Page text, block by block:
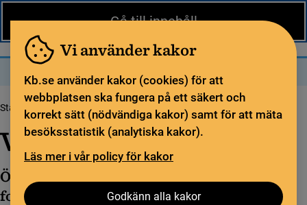
Gå till innehåll
Vi använder kakor
Kb.se använder kakor (cookies) för att
webbplatsen ska fungera på ett säkert och
korrekt sätt (nödvändiga kakor) samt för att mäta
besöksstatistik (analytiska kakor).
Läs mer i vår policy för kakor
Godkänn alla kakor
Startsida Öppen vetenskap Öppen tillgång Vad är öppen tillgång?
Vad är öppen tillgång?
Öppen tillgång, open access, innebär att
forskningsresultat är fritt tillgängliga på